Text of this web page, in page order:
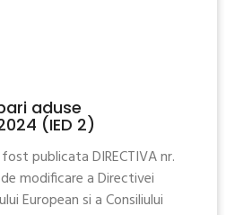
aduse
(IED 2)
publicata DIRECTIVA nr.
modificare a Directivei
European si a Consiliului